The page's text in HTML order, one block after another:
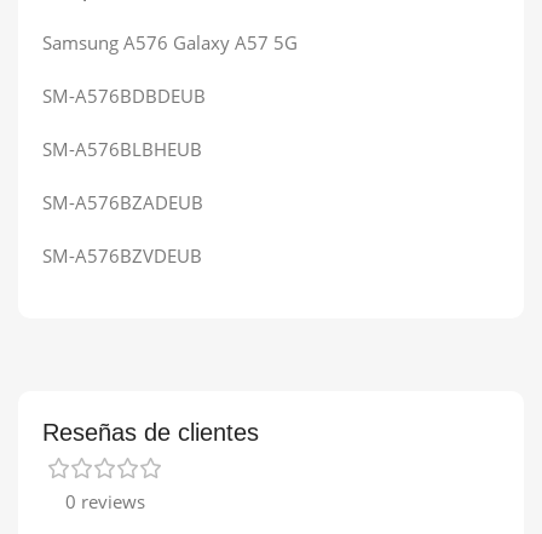
Samsung A576 Galaxy A57 5G
SM-A576BDBDEUB
SM-A576BLBHEUB
SM-A576BZADEUB
SM-A576BZVDEUB
Reseñas de clientes
0 reviews